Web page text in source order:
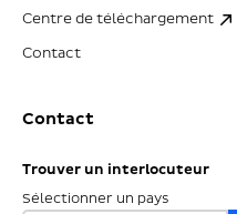
Centre de téléchargement
Contact
Contact
Trouver un interlocuteur
Sélectionner un pays